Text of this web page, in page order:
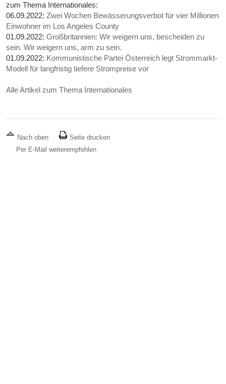
zum Thema Internationales:
06.09.2022:Zwei Wochen Bewässerungsverbot für vier Millionen
Einwohner im Los Angeles County
01.09.2022:Großbritannien: Wir weigern uns, bescheiden zu
sein. Wir weigern uns, arm zu sein.
01.09.2022: Kommunistische Partei Österreich legt Strommarkt-
Modell für langfristig tiefere Strompreise vor
Alle Artikel zum Thema Internationales
Nach oben
Seite drucken
Per E-Mail weiterempfehlen